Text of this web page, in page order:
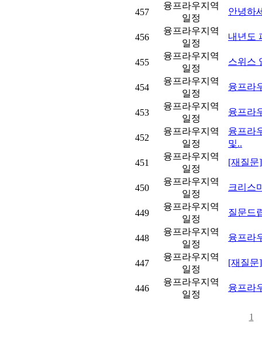
457
융프라우지역
일정
안녕하
456
융프라우지역
일정
내년도
455
융프라우지역
일정
스위스
454
융프라우지역
일정
융프라
453
융프라우지역
일정
융프라
452
융프라우지역
일정
융프라
및..
451
융프라우지역
일정
[재질문
450
융프라우지역
일정
크리스
449
융프라우지역
일정
질문드
448
융프라우지역
일정
융프라
447
융프라우지역
일정
[재질문
446
융프라우지역
일정
융프라
1